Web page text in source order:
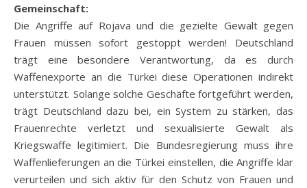
Gemeinschaft:
Die Angriffe auf Rojava und die gezielte Gewalt gegen
Frauen müssen sofort gestoppt werden! Deutschland
trägt eine besondere Verantwortung, da es durch
Waffenexporte an die Türkei diese Operationen indirekt
unterstützt. Solange solche Geschäfte fortgeführt werden,
trägt Deutschland dazu bei, ein System zu stärken, das
Frauenrechte verletzt und sexualisierte Gewalt als
Kriegswaffe legitimiert. Die Bundesregierung muss ihre
Waffenlieferungen an die Türkei einstellen, die Angriffe klar
verurteilen und sich aktiv für den Schutz von Frauen und